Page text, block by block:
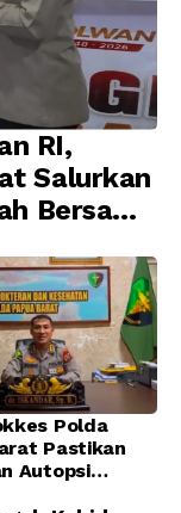
RI,
Salurkan
Bersama
Polda
Pastikan
Autopsi